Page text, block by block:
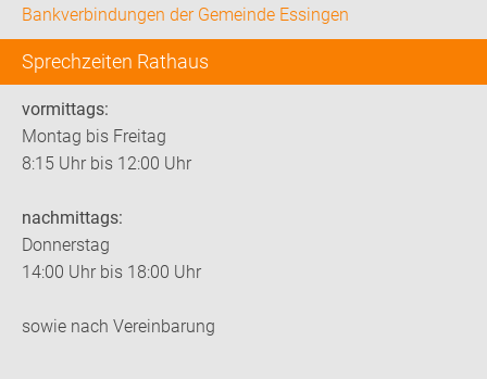
Bankverbindungen der Gemeinde Essingen
Sprechzeiten Rathaus
vormittags:
Montag bis Freitag
8:15 Uhr bis 12:00 Uhr
nachmittags:
Donnerstag
14:00 Uhr bis 18:00 Uhr
sowie nach Vereinbarung